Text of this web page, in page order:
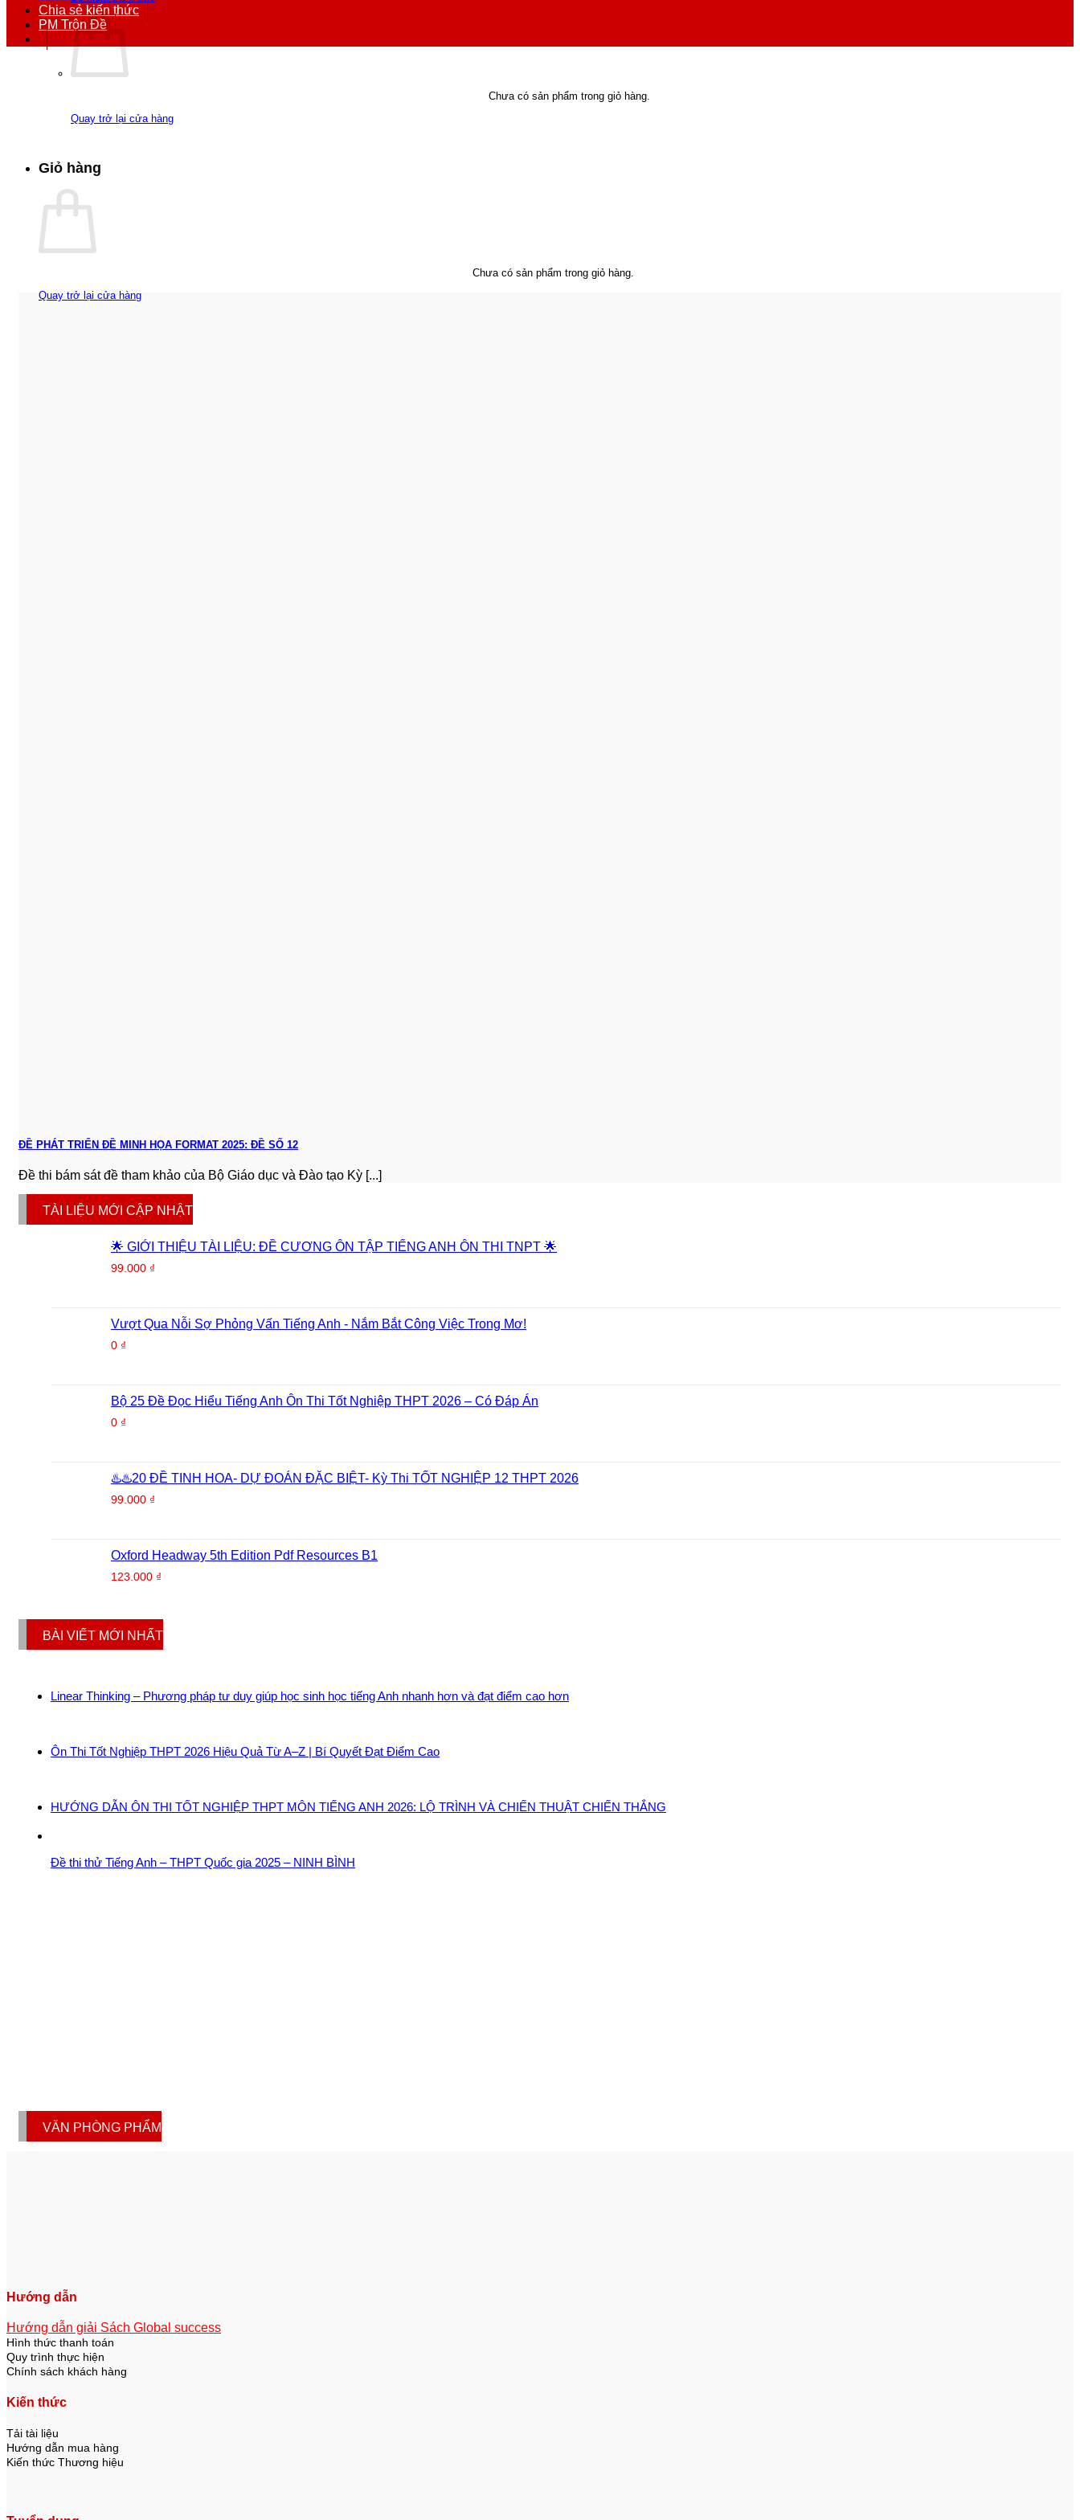
Chưa có sản phẩm trong giỏ hàng.
Quay trở lại cửa hàng
Giỏ hàng
Chưa có sản phẩm trong giỏ hàng.
Quay trở lại cửa hàng
Chia sẻ kiến thức
PM Trộn Đề
ĐỀ PHÁT TRIỂN ĐỀ MINH HỌA FORMAT 2025: ĐỀ SỐ 12
Đề thi bám sát đề tham khảo của Bộ Giáo dục và Đào tạo Kỳ [...]
TÀI LIỆU MỚI CẬP NHẬT
🌟 GIỚI THIỆU TÀI LIỆU: ĐỀ CƯƠNG ÔN TẬP TIẾNG ANH ÔN THI TNPT 🌟
99.000 ₫
Vượt Qua Nỗi Sợ Phỏng Vấn Tiếng Anh - Nắm Bắt Công Việc Trong Mơ!
0 ₫
Bộ 25 Đề Đọc Hiểu Tiếng Anh Ôn Thi Tốt Nghiệp THPT 2026 – Có Đáp Án
0 ₫
♨️♨️20 ĐỀ TINH HOA- DỰ ĐOÁN ĐẶC BIỆT- Kỳ Thi TỐT NGHIỆP 12 THPT 2026
99.000 ₫
Oxford Headway 5th Edition Pdf Resources B1
123.000 ₫
BÀI VIẾT MỚI NHẤT
Linear Thinking – Phương pháp tư duy giúp học sinh học tiếng Anh nhanh hơn và đạt điểm cao hơn
Ôn Thi Tốt Nghiệp THPT 2026 Hiệu Quả Từ A–Z | Bí Quyết Đạt Điểm Cao
HƯỚNG DẪN ÔN THI TỐT NGHIỆP THPT MÔN TIẾNG ANH 2026: LỘ TRÌNH VÀ CHIẾN THUẬT CHIẾN THẮNG
Đề thi thử Tiếng Anh – THPT Quốc gia 2025 – NINH BÌNH
VĂN PHÒNG PHẨM
Hướng dẫn
Hướng dẫn giải Sách Global success
Hình thức thanh toán
Quy trình thực hiện
Chính sách khách hàng
Kiến thức
Tải tài liệu
Hướng dẫn mua hàng
Kiến thức Thương hiệu